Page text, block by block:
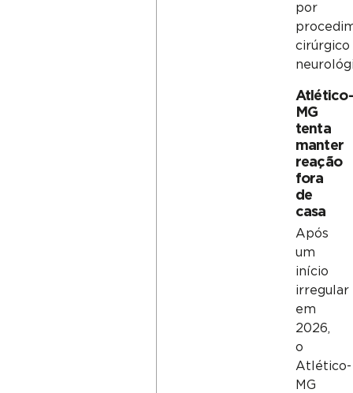
por
cirúrgico
MG
tenta
manter
reação
fora
de
casa
Após
um
início
irregular
em
2026,
o
Atlético-
MG